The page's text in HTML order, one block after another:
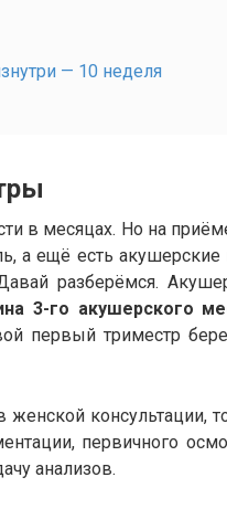
— 10 неделя
в месяцах. Но на
а ещё есть
разберёмся.
3-го акушерского
первый триместр
женской консультации,
первичного
анализов.